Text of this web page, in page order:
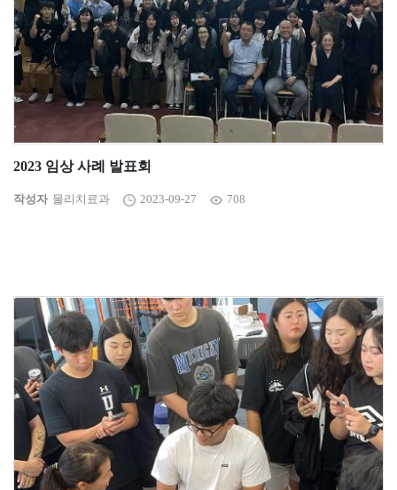
2023 임상 사례 발표회
작성자 물리치료과 2023-09-27 708